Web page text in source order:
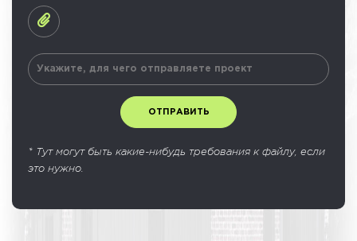
* Тут могут быть какие-нибудь требования к файлу, если
это нужно.